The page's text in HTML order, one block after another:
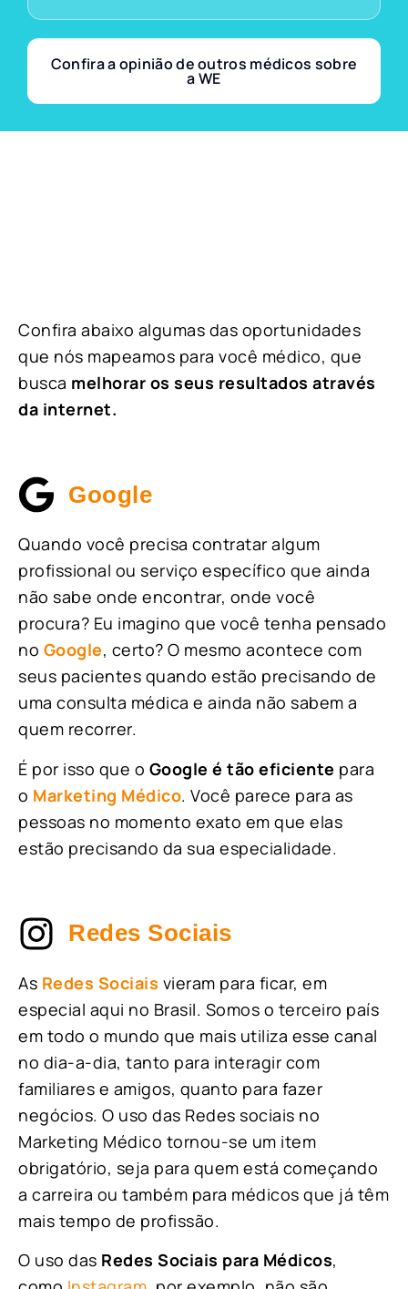
Confira a opinião de outros médicos sobre
a WE
Confira abaixo algumas das oportunidades
que nós mapeamos para você médico, que
busca melhorar os seus resultados através
da internet.
Google
Quando você precisa contratar algum
profissional ou serviço específico que ainda
não sabe onde encontrar, onde você
procura? Eu imagino que você tenha pensado
no Google, certo? O mesmo acontece com
seus pacientes quando estão precisando de
uma consulta médica e ainda não sabem a
quem recorrer.
É por isso que o Google é tão eficiente para
o Marketing Médico. Você parece para as
pessoas no momento exato em que elas
estão precisando da sua especialidade.
Redes Sociais
As Redes Sociais vieram para ficar, em
especial aqui no Brasil. Somos o terceiro país
em todo o mundo que mais utiliza esse canal
no dia-a-dia, tanto para interagir com
familiares e amigos, quanto para fazer
negócios. O uso das Redes sociais no
Marketing Médico tornou-se um item
obrigatório, seja para quem está começando
a carreira ou também para médicos que já têm
mais tempo de profissão.
O uso das Redes Sociais para Médicos,